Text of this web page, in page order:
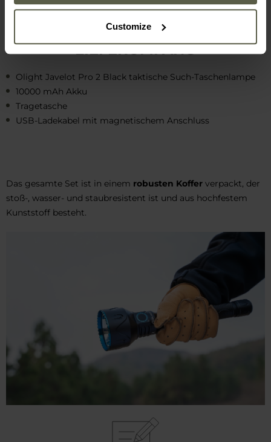
Customize
LIEFERUMFANG
Olight Javelot Pro 2 Black taktische Such-Taschenlampe
10000 mAh Akku
Tragetasche
USB-Ladekabel mit magnetischem Anschluss
Das gesamte Set ist in einem robusten Koffer verpackt, der
stoß-, wasser- und staubresistent ist und aus hochfestem
Kunststoff besteht.